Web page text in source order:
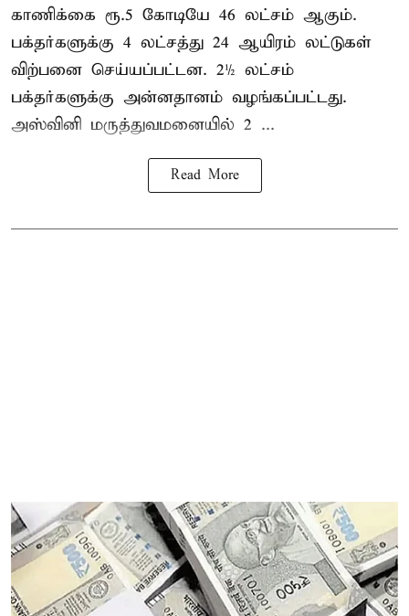
காணிக்கை ரூ.5 கோடியே 46 லட்சம் ஆகும்.
பக்தர்களுக்கு 4 லட்சத்து 24 ஆயிரம் லட்டுகள்
விற்பனை செய்யப்பட்டன. 2½ லட்சம்
பக்தர்களுக்கு அன்னதானம் வழங்கப்பட்டது.
அஸ்வினி மருத்துவமனையில் 2 ...
Read More